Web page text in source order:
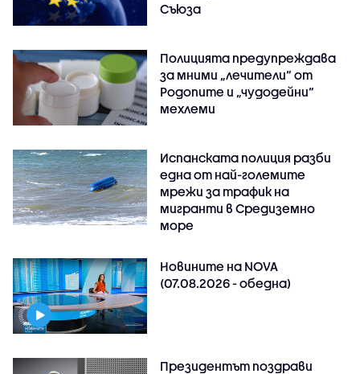
Съюза
Полицията предупреждава
за мними „лечители“ от
Родопите и „чудодейни“
мехлеми
Испанската полиция разби
една от най-големите
мрежи за трафик на
мигранти в Средиземно
море
Новините на NOVA
(07.08.2026 - обедна)
Президентът поздрави